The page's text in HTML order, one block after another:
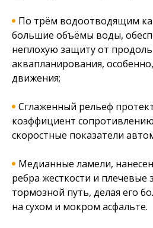
По трём водоотводящим
большие объёмы воды,
неплохую защиту от
аквапланирования,
движения;
Сглаженный рельеф
коэффициент
скоростные показатели
Медианные ламели,
ребра жесткости и
тормозной путь, делая его
на сухом и мокром асфальте.